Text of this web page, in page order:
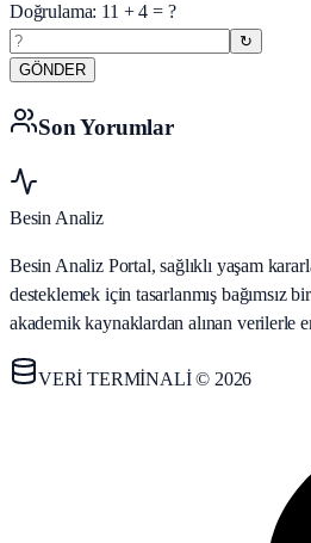
Doğrulama: 11 +4 = ?
↻
GÖNDER
Son Yorumlar
Besin Analiz
Besin Analiz Portal, sağlıklı yaşam
desteklemek için tasarlanmış bağımsız
akademik kaynaklardan alınan verilerle
VERİ TERMİNALİ © 2026